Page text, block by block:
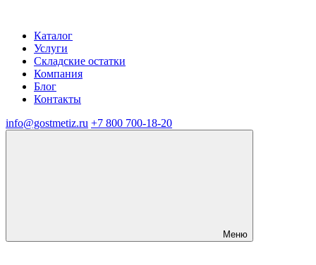
Каталог
Услуги
Складские остатки
Компания
Блог
Контакты
info@gostmetiz.ru +7 800 700-18-20
Меню